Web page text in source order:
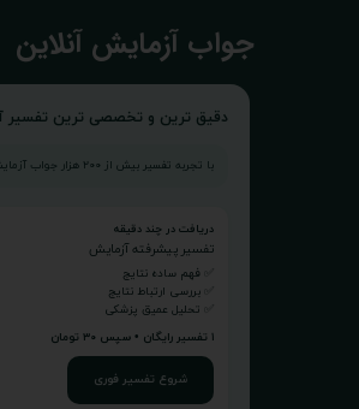
​جواب آزمایش آنلاین
دقیق ترین و تخصصی ترین تفسیر
با تجربه تفسیر بیش از ۲۰۰ هزار جواب آزمایش روتین، تخصص، فوق تخصصی، سونوگرافی و...
دریافت در چند دقیقه
تفسیر پیشرفته آزمایش
✅ فهم ساده نتایج
✅ بررسی ارتباط نتایج
✅ تحلیل عمیق پزشکی
۱ تفسیر رایگان • سپس ۳۰ تومان
شروع تفسیر فوری